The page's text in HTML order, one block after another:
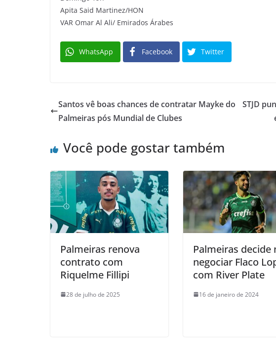
Apita Said Martinez/HON
VAR Omar Al Ali/ Emirados Árabes
WhatsApp Facebook Twitter
Santos vê boas chances de contratar Mayke do
Palmeiras pós Mundial de Clubes
STJD
Você pode gostar também
Palmeiras renova
contrato com
Riquelme Fillipi
28 de julho de 2025
Palmeiras decide
negociar Flaco
com River Plate
16 de janeiro de 2024